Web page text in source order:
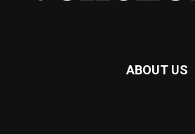
ABOUT US